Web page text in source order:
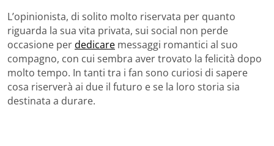
L’opinionista, di solito molto riservata per quanto
riguarda la sua vita privata, sui social non perde
occasione perdedicare messaggi romantici al suo
compagno, con cui sembra aver trovato la felicità dopo
molto tempo. In tanti tra i fan sono curiosi di sapere
cosa riserverà ai due il futuro e se la loro storia sia
destinata a durare.